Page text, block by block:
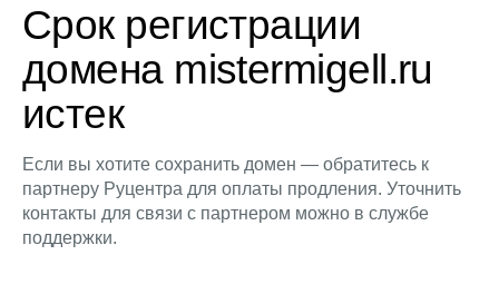
Срок регистрации
домена mistermigell.ru
истек
Если вы хотите сохранить домен — обратитесь к
партнеру Руцентра для оплаты продления. Уточнить
контакты для связи с партнером можно в службе
поддержки.